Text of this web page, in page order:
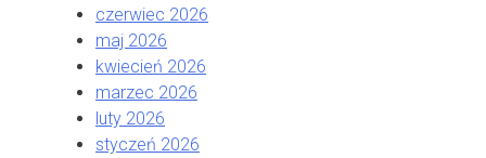
czerwiec 2026
maj 2026
kwiecień 2026
marzec 2026
luty 2026
styczeń 2026